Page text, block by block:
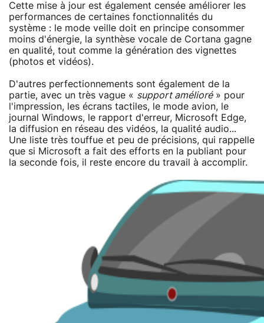
Cette mise à jour est également censée améliorer les
performances de certaines fonctionnalités du
système : le mode veille doit en principe consommer
moins d'énergie, la synthèse vocale de Cortana gagne
en qualité, tout comme la génération des vignettes
(photos et vidéos).
D'autres perfectionnements sont également de la
partie, avec un très vague « support amélioré» pour
l'impression, les écrans tactiles, le mode avion, le
journal Windows, le rapport d'erreur, Microsoft Edge,
la diffusion en réseau des vidéos, la qualité audio...
Une liste très touffue et peu de précisions, qui rappelle
que si Microsoft a fait des efforts en la publiant pour
la seconde fois, il reste encore du travail à accomplir.